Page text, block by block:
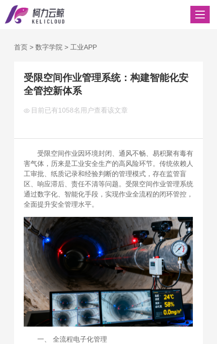
首页> 数字学院 > 工业APP
受限空间作业管理系统：构建智能化安
全管控新体系
目前已有1058名用户查看该文章
受限空间作业因环境封闭、通风不畅、易积聚有毒有
害气体，历来是工业安全生产的高风险环节。传统依赖人
工审批、纸质记录和经验判断的管理模式，存在监管盲
区、响应滞后、责任不清等问题。受限空间作业管理系统
通过数字化、智能化手段，实现作业全流程的闭环管控，
全面提升安全管理水平。
一、 全流程电子化管理